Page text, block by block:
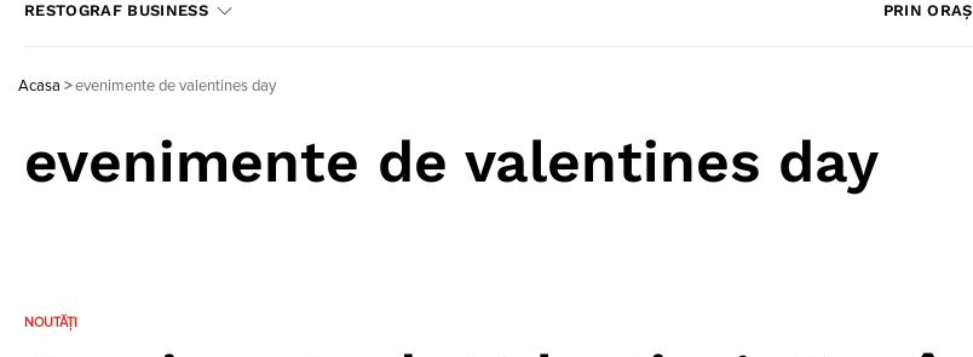
RESTOGRAF BUSINESS PRIN ORAȘ
Acasa >evenimente de valentines day
evenimente de valentines day
NOUTĂȚI